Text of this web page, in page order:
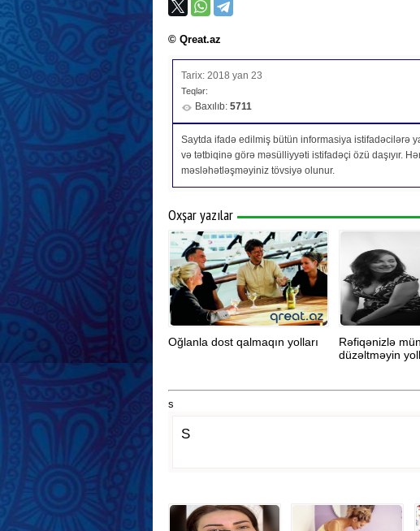
© Qreat.az
Tarix: 2018 yan 23
Teqlər:
Baxılıb: 5711
Saytda ifadə edilmiş bütün informasiya istifadəcilərə
və tətbiqinə görə məsülliyyəti istifadəçi özü daşıyır.
məsləhətləşməyiniz tövsiyə olunur.
Oxşar yazılar
Oğlanla dost qalmaqın yolları
Rəfiqənizlə
düzəltməyin
s
S